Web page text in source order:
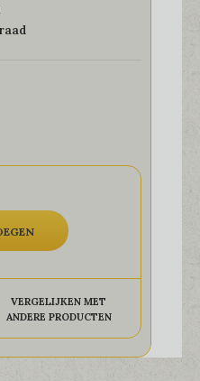
VERGELIJKEN MET
ANDERE PRODUCTEN